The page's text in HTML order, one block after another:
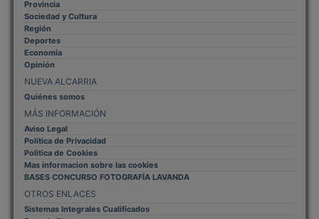
Sociedad y Cultura
Región
Deportes
Economía
Opinión
NUEVA ALCARRIA
Quiénes somos
MÁS INFORMACIÓN
Aviso Legal
Política de Privacidad
Politica de Cookies
Mas informacion sobre las cookies
BASES CONCURSO FOTOGRAFÍA LAVANDA
OTROS ENLACES
Sistemas Integrales Cualificados
Entrada Bloggers